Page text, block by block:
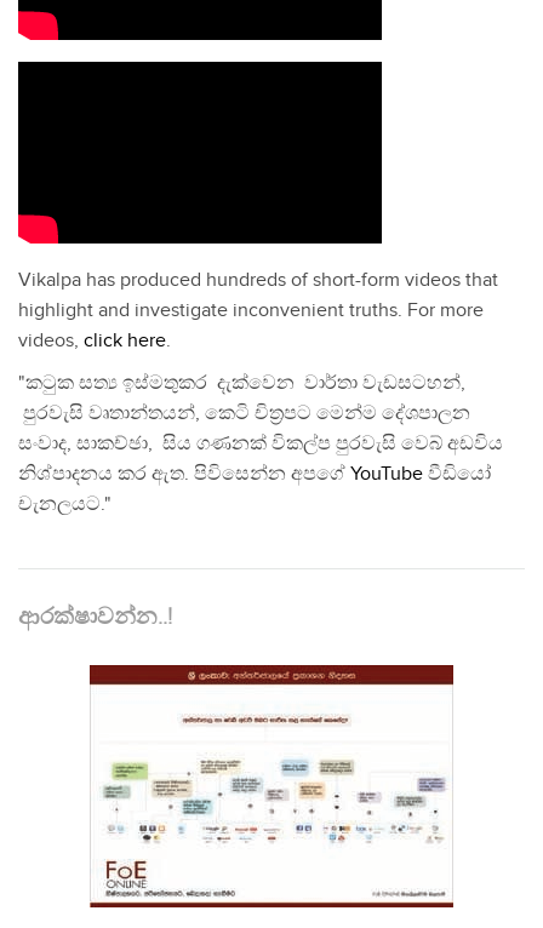
Vikalpa has produced hundreds of short-form videos that
highlight and investigate inconvenient truths. For more
videos, click here.
"කටුක සත්‍ය ඉස්මතුකර දැක්වෙන වාර්තා වැඩසටහන්,
පුරවැසි වෘතාන්තයන්, කෙටි චිත්‍රපට මෙන්ම දේශපාලන
සංවාද, සාකච්ඡා, සිය ගණනක් විකල්ප පුරවැසි වෙබ් අඩවිය
නිශ්පාදනය කර ඇත. පිවිසෙන්න අපගේ YouTube වීඩියෝ
චැනලයට."
ආරක්ෂාවන්න..!